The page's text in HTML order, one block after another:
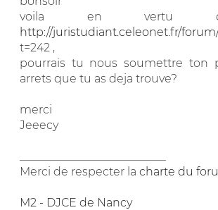
voila en vertu
http://juristudiant.celeonet.fr/
t=242 ,
pourrais tu nous soumettre ton
arrets que tu as deja trouve?
merci
Jeeecy
Merci de respecter la charte du
M2 - DJCE de Nancy